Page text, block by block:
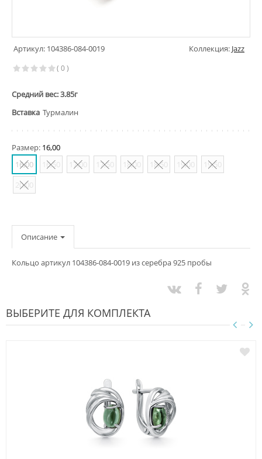
Артикул: 104386-084-0019 Коллекция: Jazz
( 0 )
Средний вес: 3.85г
Вставка Турмалин
Размер: 16,00
16,00
16,50 17,00 17,50 18,00 18,50 19,00
19,50
20,00
Описание
Кольцо артикул 104386-084-0019 из серебра 925 пробы
ВЫБЕРИТЕ ДЛЯ КОМПЛЕКТА